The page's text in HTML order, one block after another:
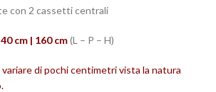
con 2 cassetti centrali
cm | 160cm(L – P – H)
di pochi centimetri vista la natura